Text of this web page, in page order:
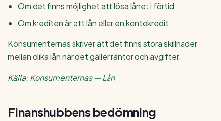
Om det finns möjlighet att lösa lånet i förtid
Om krediten är ett lån eller en kontokredit
Konsumenternas skriver att det finns stora skillnader
mellan olika lån när det gäller räntor och avgifter.
Källa:Konsumenternas — Lån
Finanshubbens bedömning